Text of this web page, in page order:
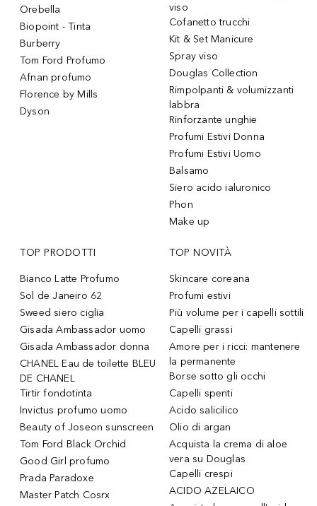
Orebella
Biopoint - Tinta
Burberry
Tom Ford Profumo
Afnan profumo
Florence by Mills
Dyson
viso
Cofanetto trucchi
Kit & Set Manicure
Spray viso
Douglas Collection
Rimpolpanti & volumizzanti
labbra
Rinforzante unghie
Profumi Estivi Donna
Profumi Estivi Uomo
Balsamo
Siero acido ialuronico
Phon
Make up
TOP PRODOTTI
Bianco Latte Profumo
Sol de Janeiro 62
Sweed siero ciglia
Gisada Ambassador uomo
Gisada Ambassador donna
CHANEL Eau de toilette BLEU
DE CHANEL
Tirtir fondotinta
Invictus profumo uomo
Beauty of Joseon sunscreen
Tom Ford Black Orchid
Good Girl profumo
Prada Paradoxe
Master Patch Cosrx
TOP NOVITÀ
Skincare coreana
Profumi estivi
Più volume per i capelli sottili
Capelli grassi
Amore per i ricci: mantenere
la permanente
Borse sotto gli occhi
Capelli spenti
Acido salicilico
Olio di argan
Acquista la crema di aloe
vera su Douglas
Capelli crespi
ACIDO AZELAICO